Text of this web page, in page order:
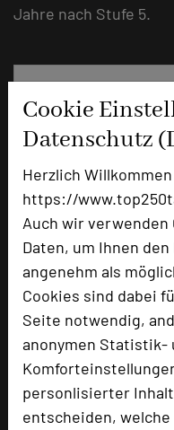
Cookie
Datenschutz
Herzlich
https://
Auch wir
Daten, um Ihnen
angenehm als
Cookies sind dabei
Seite notwendig,
anonymen Statistik-
personlisierter
entscheiden,
Jahre nach Stufe 5.
Parkhotel
Schillerhain 1
67292
phone +49 6352 712-0
mail Email
language Homepage